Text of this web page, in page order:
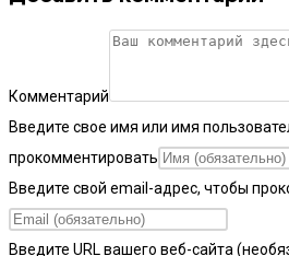
Комментарий
Введите свое имя или имя
прокомментировать
Введите свой email-адрес, чтобы
Введите URL вашего веб-сайта